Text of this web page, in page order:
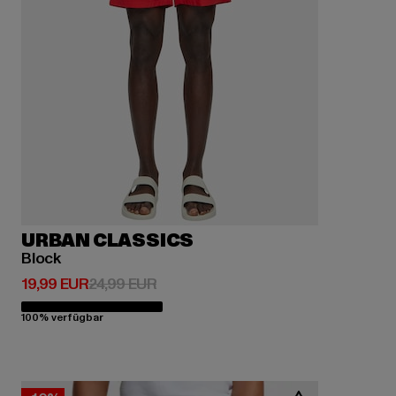
URBAN CLASSICS
Block
19,99 EUR
Derzeitiger Preis: 19,99 EUR
24,99 EURAktionspreis: 24,99 EUR
100% verfügbar